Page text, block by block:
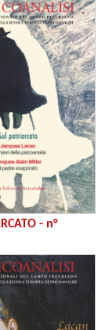
- n°